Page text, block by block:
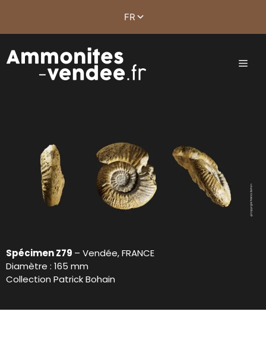
Spécimen Z79 – Vendée, FRANCE
Diamètre : 165 mm
Collection Patrick Bohain